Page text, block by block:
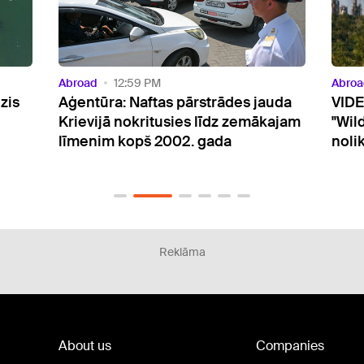
Abroad 9:57 AM
VIDEO: Ukraiņi turpina bombardēt
"Wildberries" - naktī degusi
noliktava pie Sanktpēterburgas
Reklāma
About us
Companies